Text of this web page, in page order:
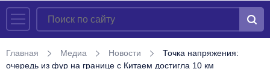
Главная Медиа Новости
Точка напряжения:
очередь из фур на границе с Китаем достигла 10 км